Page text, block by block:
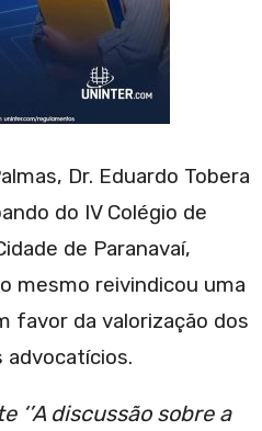
Dr. Eduardo Tobera
do IV Colégio de
de Paranavaí,
mesmo reivindicou uma
favor da valorização dos
advocatícios.
‘’A discussão sobre a